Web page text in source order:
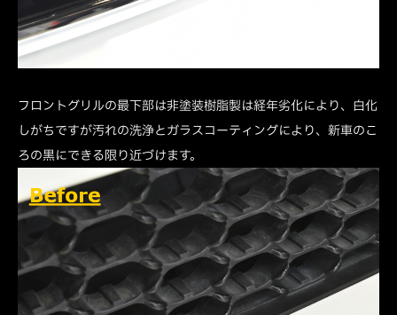
フロントグリルの最下部は非塗装樹脂製は経年劣化により、白化
しがちですが汚れの洗浄とガラスコーティングにより、新車のこ
ろの黒にできる限り近づけます。